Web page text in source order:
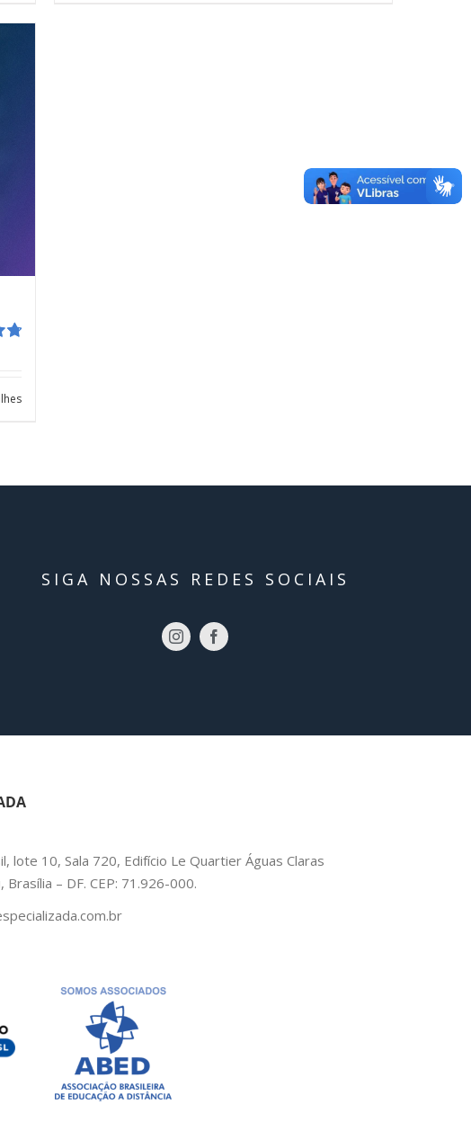
SIGA NOSSAS REDES SOCIAIS
lote 10, Sala 720, Edifício Le Quartier Águas Claras
Brasília – DF. CEP: 71.926-000.